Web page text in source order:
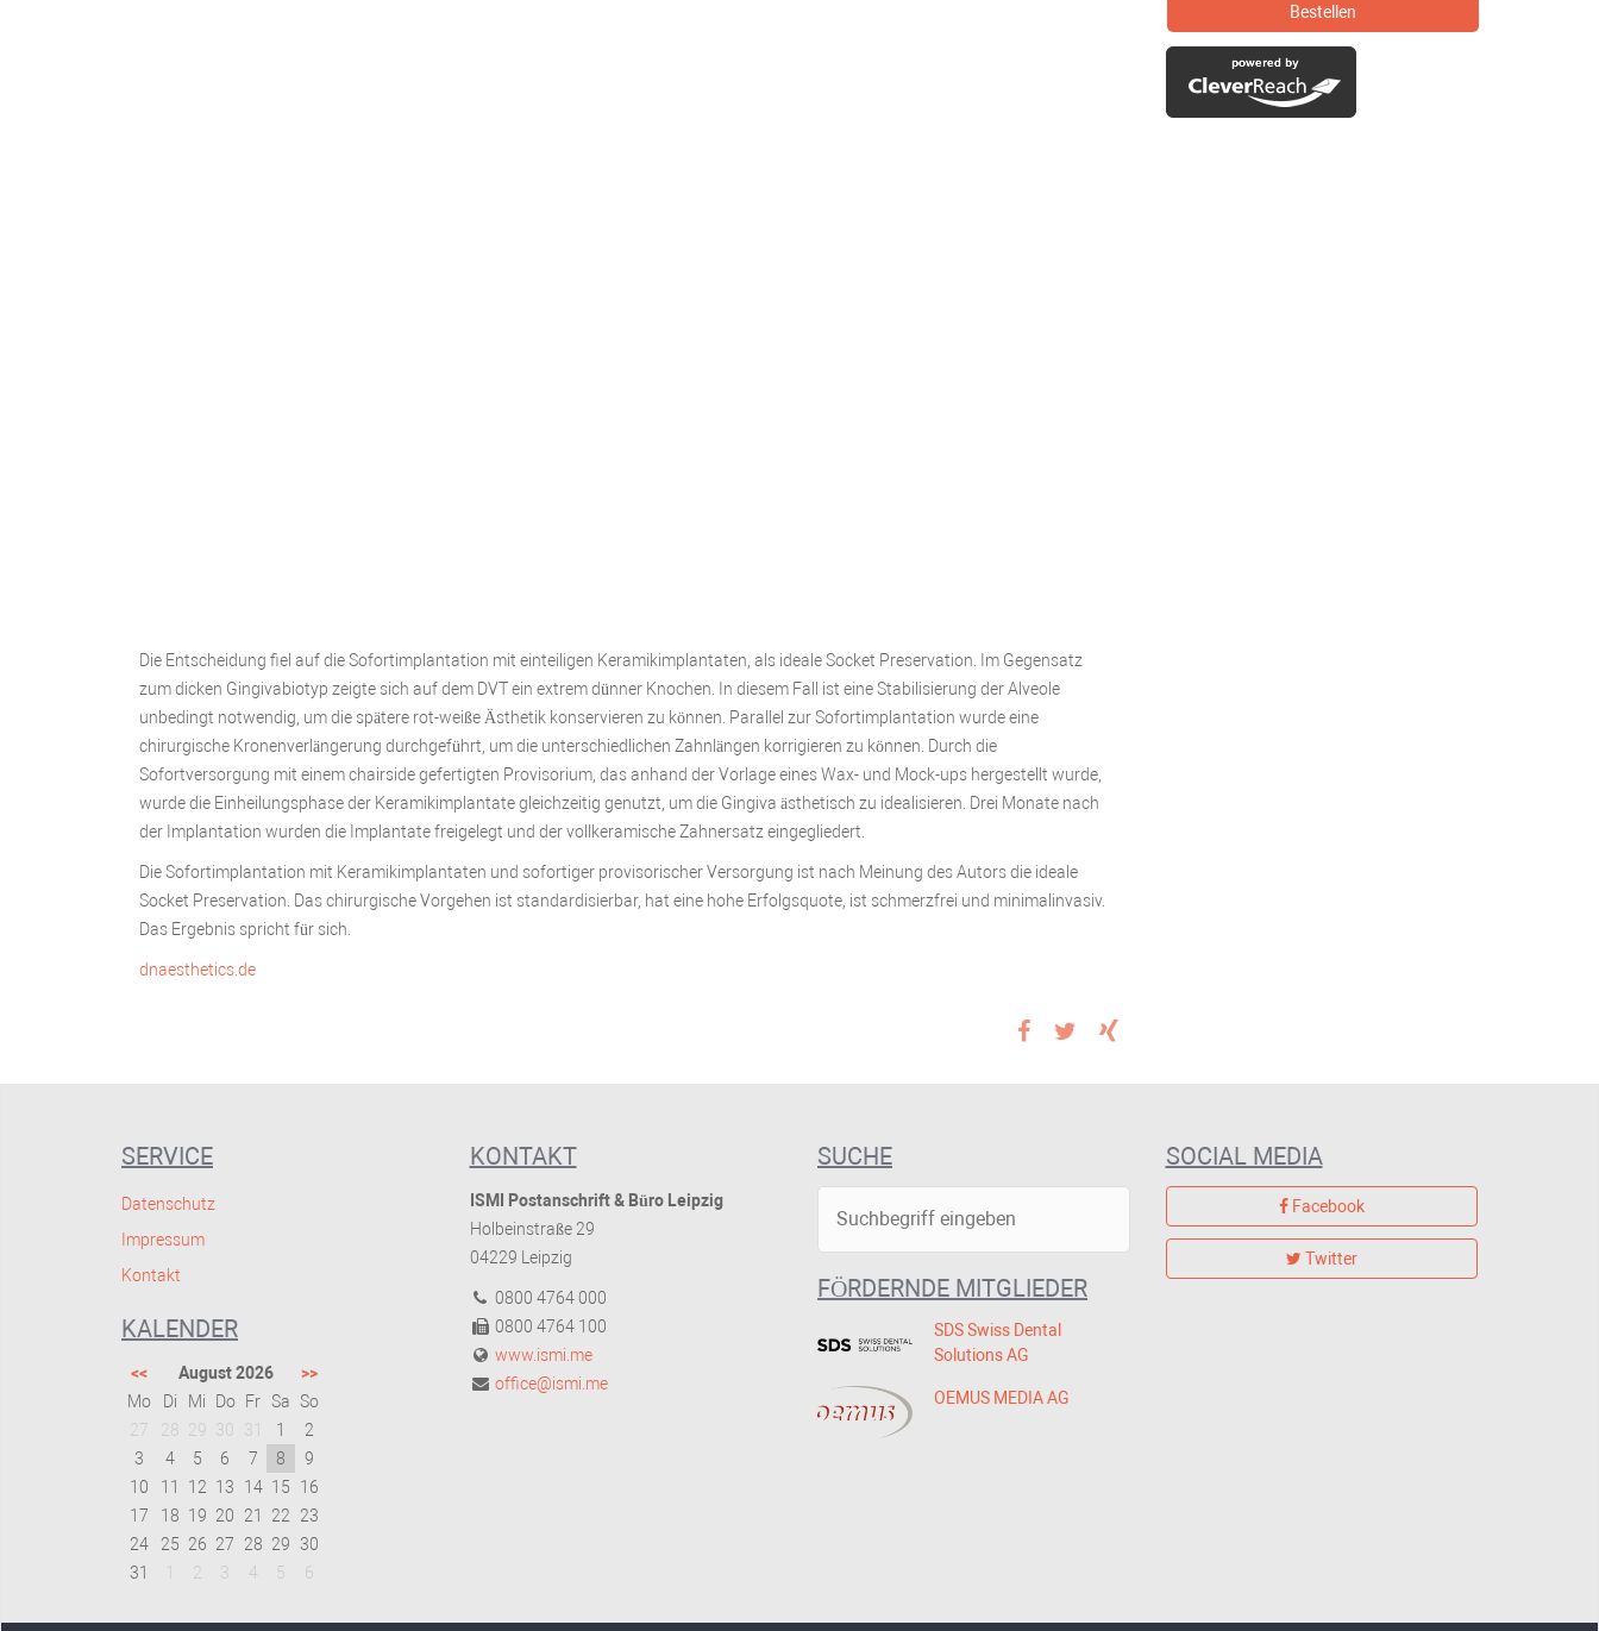
Die Entscheidung fiel auf die Sofortimplantation mit einteiligen Keramikimplantaten, als ideale Socket Preservation. Im Gegensatz
zum dicken Gingivabiotyp zeigte sich auf dem DVT ein extrem dünner Knochen. In diesem Fall ist eine Stabilisierung der Alveole
unbedingt notwendig, um die spätere rot-weiße Ästhetik konservieren zu können. Parallel zur Sofortimplantation wurde eine
chirurgische Kronenverlängerung durchgeführt, um die unterschiedlichen Zahnlängen korrigieren zu können. Durch die
Sofortversorgung mit einem chairside gefertigten Provisorium, das anhand der Vorlage eines Wax- und Mock-ups hergestellt wurde,
wurde die Einheilungsphase der Keramikimplantate gleichzeitig genutzt, um die Gingiva ästhetisch zu idealisieren. Drei Monate nach
der Implantation wurden die Implantate freigelegt und der vollkeramische Zahnersatz eingegliedert.
Die Sofortimplantation mit Keramikimplantaten und sofortiger provisorischer Versorgung ist nach Meinung des Autors die ideale
Socket Preservation. Das chirurgische Vorgehen ist standardisierbar, hat eine hohe Erfolgsquote, ist schmerzfrei und minimalinvasiv.
Das Ergebnis spricht für sich.
dnaesthetics.de
Bestellen
SERVICE
Datenschutz
Impressum
Kontakt
KALENDER
<< August 2026
>>
Mo
Di Mi Do Fr Sa So
27
28 29 30 31 1
2
3
4 5 6 7 8
9
10
11 12 13 14 15
16
17
18 19 20 21 22
23
24
25 26 27 28 29 30
31
2 3 4 5 6
KONTAKT
ISMI Postanschrift & Büro Leipzig
Holbeinstraße 29
04229 Leipzig
0800 4764 000
0800 4764 100
www.ismi.me
office@ismi.me
SUCHE
FÖRDERNDE MITGLIEDER
SDS Swiss Dental
Solutions AG
OEMUS MEDIA AG
SOCIAL MEDIA
Facebook
Twitter